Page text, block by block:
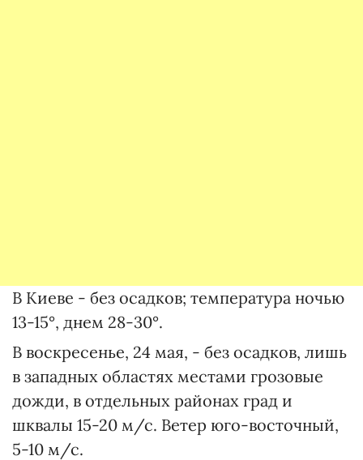
В Киеве - без осадков; температура ночью
13-15°, днем 28-30°.
В воскресенье, 24 мая, - без осадков, лишь
в западных областях местами грозовые
дожди, в отдельных районах град и
шквалы 15-20 м/с. Ветер юго-восточный,
5-10 м/с.